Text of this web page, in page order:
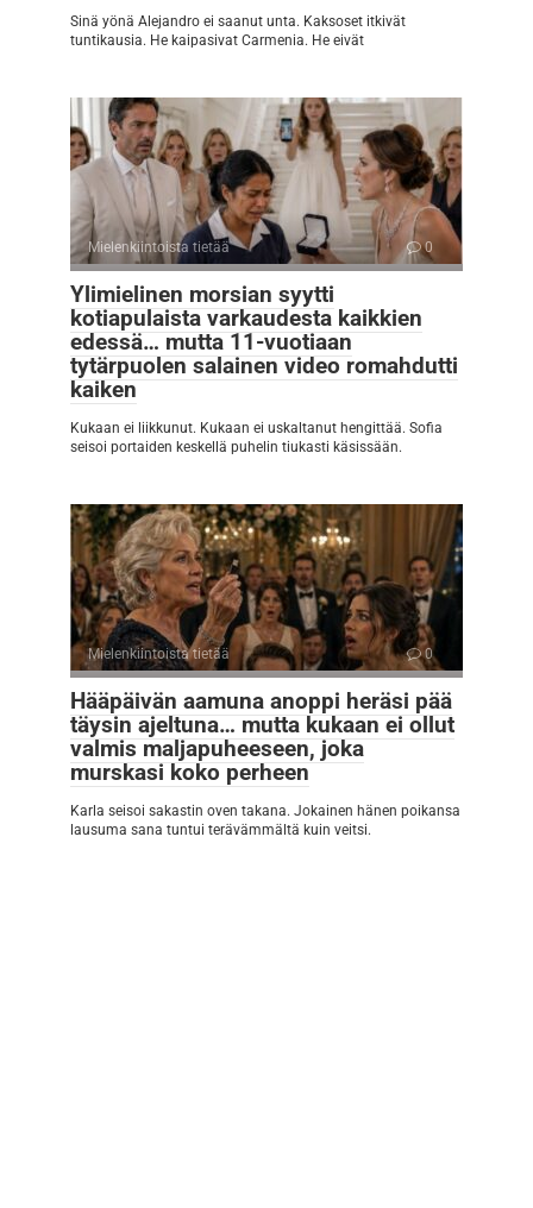
Sinä yönä Alejandro ei saanut unta. Kaksoset itkivät
tuntikausia. He kaipasivat Carmenia. He eivät
Mielenkiintoista tietää 0
Ylimielinen morsian syytti
kotiapulaista varkaudesta kaikkien
edessä… mutta 11-vuotiaan
tytärpuolen salainen video romahdutti
kaiken
Kukaan ei liikkunut. Kukaan ei uskaltanut hengittää. Sofia
seisoi portaiden keskellä puhelin tiukasti käsissään.
Mielenkiintoista tietää 0
Hääpäivän aamuna anoppi heräsi pää
täysin ajeltuna… mutta kukaan ei ollut
valmis maljapuheeseen, joka
murskasi koko perheen
Karla seisoi sakastin oven takana. Jokainen hänen poikansa
lausuma sana tuntui terävämmältä kuin veitsi.